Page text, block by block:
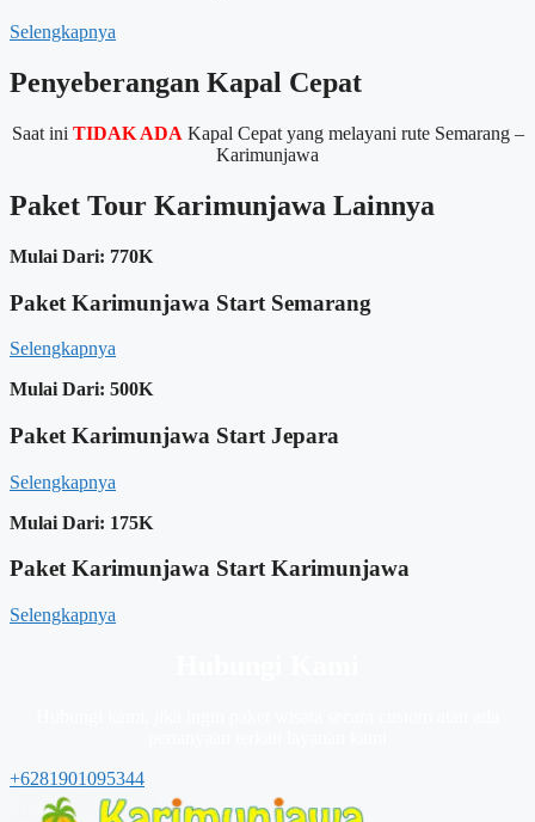
Selengkapnya
Penyeberangan Kapal Cepat
Saat ini TIDAK ADA Kapal Cepat yang melayani rute Semarang –
Karimunjawa
Paket Tour Karimunjawa Lainnya
Mulai Dari: 770K
Paket Karimunjawa Start Semarang
Selengkapnya
Mulai Dari: 500K
Paket Karimunjawa Start Jepara
Selengkapnya
Mulai Dari: 175K
Paket Karimunjawa Start Karimunjawa
Selengkapnya
+6281901095344